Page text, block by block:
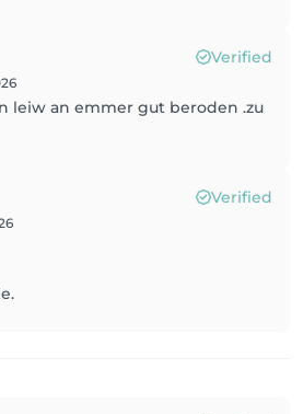
Verified
leiw an emmer gut beroden .zu
Verified